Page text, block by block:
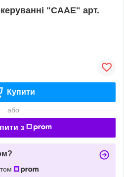
"CAAE" арт.
Купити
або
з